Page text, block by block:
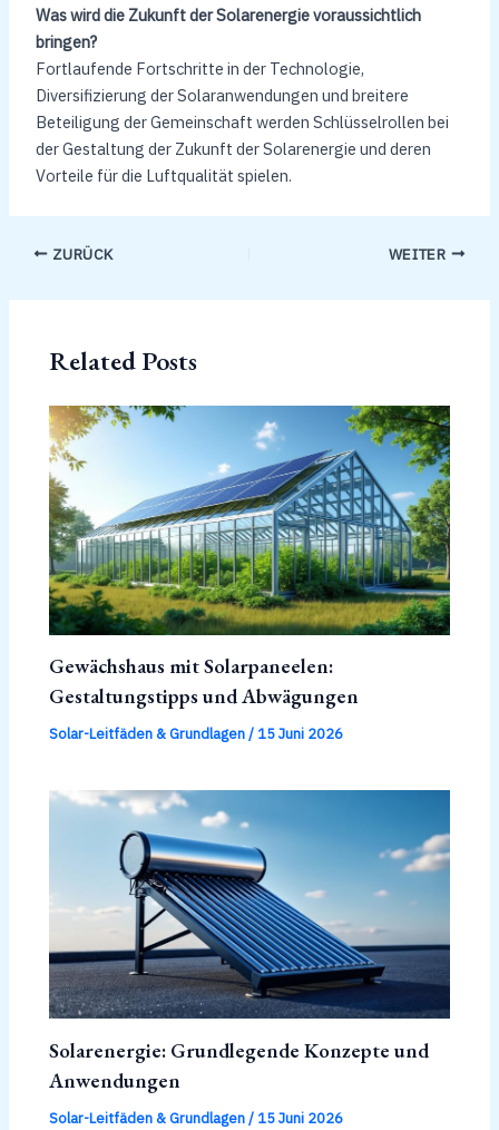
Was wird die Zukunft der Solarenergie voraussichtlich
bringen?
Fortlaufende Fortschritte in der Technologie,
Diversifizierung der Solaranwendungen und breitere
Beteiligung der Gemeinschaft werden Schlüsselrollen bei
der Gestaltung der Zukunft der Solarenergie und deren
Vorteile für die Luftqualität spielen.
ZURÜCK WEITER
Related Posts
Gewächshaus mit Solarpaneelen:
Gestaltungstipps und Abwägungen
Solar-Leitfäden & Grundlagen/ 15 Juni 2026
Solarenergie: Grundlegende Konzepte und
Anwendungen
Solar-Leitfäden & Grundlagen/ 15 Juni 2026